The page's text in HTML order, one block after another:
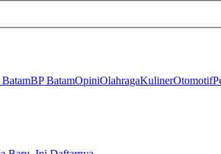
BP BatamOpiniOlahragaKulinerOtomotif